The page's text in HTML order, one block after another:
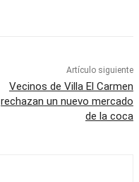
Artículo siguiente
Vecinos de Villa El Carmen
rechazan un nuevo mercado
de la coca